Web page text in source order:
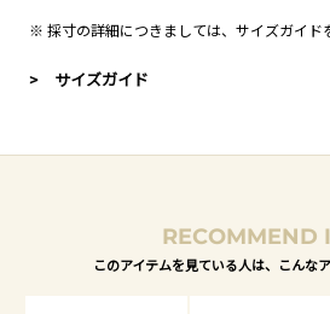
※ 採寸の詳細につきましては、 サイズガイド
> サイズガイド
RECOMMEND
このアイテムを見ている人は、こんな